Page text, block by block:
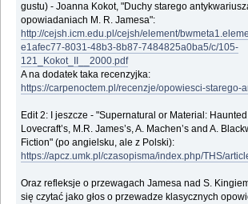
gustu) - Joanna Kokot, "Duchy starego
opowiadaniach M. R. Jamesa":
http://cejsh.icm.edu.pl/cejsh/element/
e1afec77-8031-48b3-8b87-7484825a0ba5/c/105-
121_Kokot_II__2000.pdf
A na dodatek taka recenzyjka:
https://carpenoctem.pl/recenzje/opowiesci-starego-
Edit 2: I jeszcze - "Supernatural or Material:
Lovecraft’s, M.R. James’s, A. Machen’s and A.
Fiction" (po angielsku, ale z Polski):
https://apcz.umk.pl/czasopisma/index.php/THS/
Oraz refleksje o przewagach Jamesa nad S.
się czytać jako głos o przewadze klasycznych